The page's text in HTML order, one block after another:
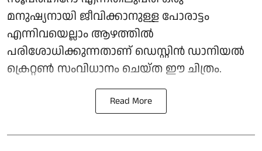
മനുഷ്യനായി ജീവിക്കാനുള്ള പോരാട്ടം
എന്നിവയെല്ലാം ആഴത്തിൽ
പരിശോധിക്കുന്നതാണ് ഡെസ്റ്റിൻ ഡാനിയൽ
ക്രെറ്റൺ സംവിധാനം ചെയ്ത ഈ ചിത്രം.
Read More